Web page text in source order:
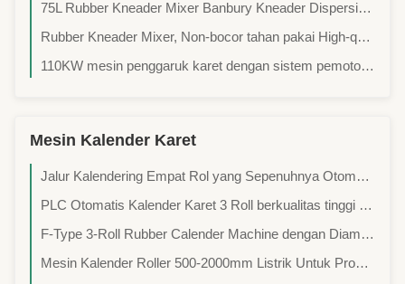
75L Rubber Kneader Mixer Banbury Kneader Dispersion Kneader Machine
Rubber Kneader Mixer, Non-bocor tahan pakai High-quality Sealing Ring Untuk Rubber internal mixer Dengan tembaga paduan struktur penyegelan
110KW mesin penggaruk karet dengan sistem pemotongan pemanasan listrik dan kapasitas pencampuran 55 L
Mesin Kalender Karet
Jalur Kalendering Empat Rol yang Sepenuhnya Otomatis dan Terkontrol Presisi Menggunakan PLC Digunakan untuk Sabuk Konveyor Karet dan Pra-fabrikasi Lembaran Karet.
PLC Otomatis Kalender Karet 3 Roll berkualitas tinggi digunakan dalam jalur produksi ban sepeda motor.
F-Type 3-Roll Rubber Calender Machine dengan Diameter Silinder 500mm 10kW Daya dan Panjang Roll 1000mm untuk Karet Komposit Berkualitas Tinggi
Mesin Kalender Roller 500-2000mm Listrik Untuk Produksi Lembar Karet